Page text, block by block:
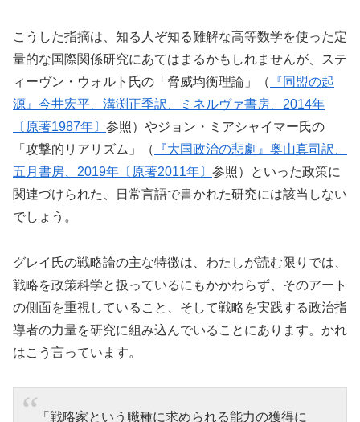
こうした指摘は、知る人ぞ知る難解な高等数学を使った定
量的な国際関係研究にあてはまるかもしれませんが、ステ
ィーヴン・ウォルト氏の「脅威均衡理論」（
『同盟の起
源』今井宏平、溝渕正季訳、ミネルヴァ書房、2014年
〔原著1987年〕 参照）やジョン・ミアシャイマー氏の
「攻撃的リアリズム」（
『大国政治の悲劇』奥山真司訳、
五月書房、2019年〔原著2011年〕 参照）といった政策に
関連づけられた、日常言語で書かれた研究には該当しない
でしょう。
グレイ氏の戦略論の主な特徴は、わたしが読む限りでは、
戦略を政策科学と扱っているにもかかわらず、そのアート
の側面を重視していること、そして戦略を実践する政治指
導者の力量を研究に組み込んでいることにあります。かれ
はこう言っています。
「戦略家という職種に求められる能力の獲得に